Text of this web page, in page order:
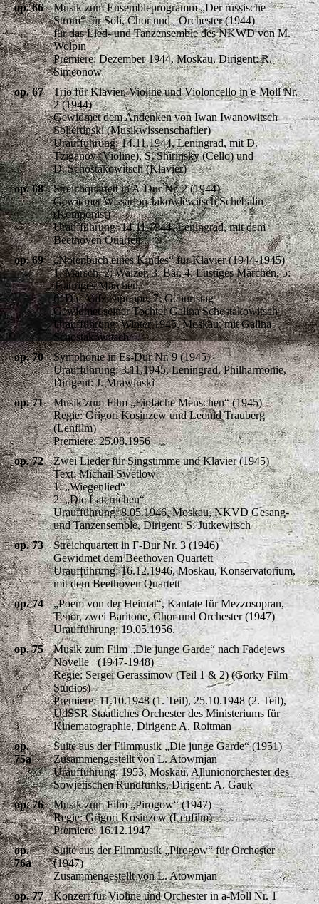
op. 66
Musik zum Ensembleprogramm „Der russische
Strom“ für Soli, Chor und Orchester (1944)
für das Lied- und Tanzensemble des NKWD von M.
Wolpin
Premiere: Dezember 1944, Moskau, Dirigent: R.
Simeonow
op. 67
Trio für Klavier, Violine und Violoncello in e-Moll Nr.
2 (1944)
Gewidmet dem Andenken von Iwan Iwanowitsch
Sollertinski (Musikwissenschaftler)
Uraufführung: 14.11.1944, Leningrad, mit D.
Tziganov (Violine), S. Shirinsky (Cello) und
D. Schostakowitsch (Klavier)
op. 68
Streichquartett in A-Dur Nr. 2 (1944)
Gewidmet Wissarion Jakowlewitsch Schebalin
(Komponist)
Uraufführung: 14.11.1944, Leningrad, mit dem
Beethoven Quartett
op. 69
„Notenbuch eines Kindes“ für Klavier (1944-1945)
1: Marsch, 2: Walzer, 3: Bär, 4: Lustiges Märchen, 5:
Trauriges Märchen,
6: Die Aufziehpuppe, 7: Geburtstag
Gewidmet seiner Tochter Galina Schostakowitsch
Uraufführung: Winter 1945, Moskau, mit Galina
Schostakowitsch
op. 70
Symphonie in Es-Dur Nr. 9 (1945)
Uraufführung: 3.11.1945, Leningrad, Philharmonie,
Dirigent: J. Mrawinski
op. 71
Musik zum Film „Einfache Menschen“ (1945)
Regie: Grigori Kosinzew und Leonid Trauberg
(Lenfilm)
Premiere: 25.08.1956
op. 72
Zwei Lieder für Singstimme und Klavier (1945)
Text: Michail Swetlow
1: „Wiegenlied“
2: „Die Laternchen“
Uraufführung: 8.05.1946, Moskau, NKVD Gesang-
und Tanzensemble, Dirigent: S. Jutkewitsch
op. 73
Streichquartett in F-Dur Nr. 3 (1946)
Gewidmet dem Beethoven Quartett
Uraufführung: 16.12.1946, Moskau, Konservatorium,
mit dem Beethoven Quartett
op. 74
„Poem von der Heimat“, Kantate für Mezzosopran,
Tenor, zwei Baritone, Chor und Orchester (1947)
Uraufführung: 19.05.1956.
op. 75
Musik zum Film „Die junge Garde“ nach Fadejews
Novelle (1947-1948)
Regie: Sergei Gerassimow (Teil 1 & 2) (Gorky Film
Studios)
Premiere: 11.10.1948 (1. Teil), 25.10.1948 (2. Teil),
UdSSR Staatliches Orchester des Ministeriums für
Kinematographie, Dirigent: A. Roitman
op.
75a
Suite aus der Filmmusik „Die junge Garde“ (1951)
Zusammengestellt von L. Atowmjan
Uraufführung: 1953, Moskau, Allunionorchester des
Sowjetischen Rundfunks, Dirigent: A. Gauk
op. 76
Musik zum Film „Pirogow“ (1947)
Regie: Grigori Kosinzew (Lenfilm)
Premiere: 16.12.1947
op.
76a
Suite aus der Filmmusik „Pirogow“ für Orchester
(1947)
Zusammengestellt von L. Atowmjan
op. 77
Konzert für Violine und Orchester in a-Moll Nr. 1